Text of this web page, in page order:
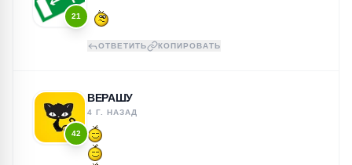
21
ОТВЕТИТЬ КОПИРОВАТЬ
42
ВЕРАШУ
4 Г. НАЗАД